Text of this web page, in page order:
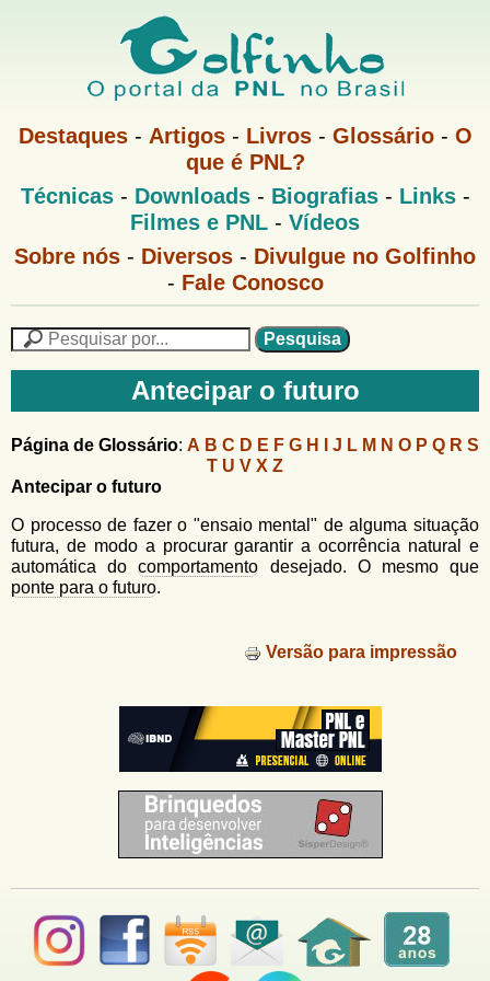
Pular
para
o
principal
G
f
i
n
h
o
M
u
Destaques- Artigos- Livros- Glossário- O
que é PNL?
M
e
P
Técnicas- Downloads- Biografias- Links-
Filmes e PNL - Vídeos
G
n
e
u
Sobre nós - Diversos - Divulgue no Golfinho
- Fale Conosco
F
r
m
u
l
á
r
a
e
i
a
o
G
o
l
Antecipar o futuro
Página de Glossário: A B C D E F G H J L M N O P Q R S
T U V X Z
Antecipar o futuro
O processo de fazer o "ensaio mental" de alguma situação
futura, de modo a procurar garantir a ocorrência natural e
automática docomportamento desejado. O mesmo que
ponte para o futuro.
Versão para impressão